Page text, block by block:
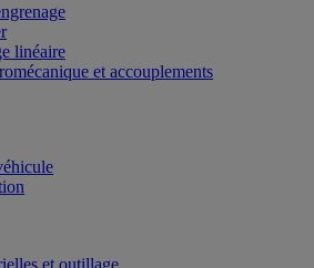
linéaire
et accouplements
et outillage